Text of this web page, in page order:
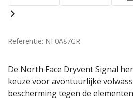
Referentie: NF0A87GR
De North Face Dryvent Signal
keuze voor avontuurlijke
bescherming tegen de